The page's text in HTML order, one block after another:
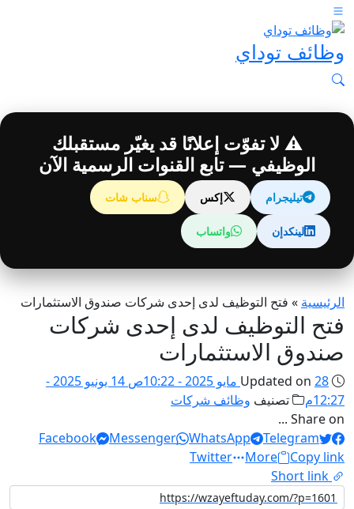
وظائف توداي
⚠️ لا تفوّت إعلانًا قد يغيّر مستقبلك
الوظيفي — تابع القنوات الرسمية الآن
تيليجرام إكس سناب شات
لينكدإن واتساب
الرئيسية » فتح التوظيف لدى إحدى شركات صندوق الاستثمارات
فتح التوظيف لدى إحدى شركات
صندوق الاستثمارات
Updated on 28 مايو 2025 - 10:22ص
14 يونيو 2025 -
12:27م
تصنيف وظائف شركات
Share on ...
Facebook
Messenger WhatsApp
Telegram
Twitter
More
Copy link
Short link